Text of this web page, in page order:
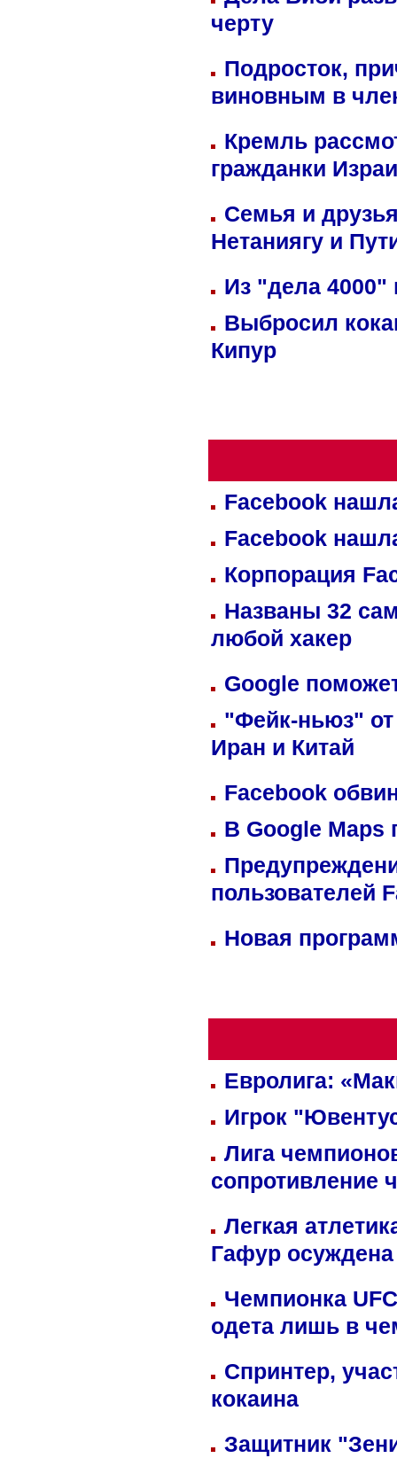
черту
Подросток,
виновным в
Кремль
гражданки
Семья и
Нетаниягу и
Из "дела 4000"
Выбросил
Кипур
Facebook
Facebook
Корпорация
Названы 32
любой хакер
Google
"Фейк-ньюз" от
Иран и Китай
Facebook
В Google Maps
пользователей
Новая
Евролига:
Игрок
Лига
сопротивление
Легкая
Гафур осуждена
Чемпионка
одета лишь в
Спринтер,
кокаина
Защитник